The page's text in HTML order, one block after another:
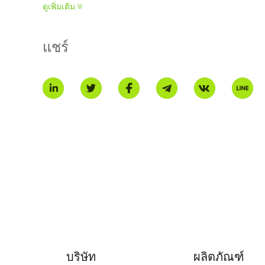
เช่น ราคาหุ้น คณะกรรมการของโหนดอิสระจะดึงข้อมูลและร
Automation สำหรับการกระตุ้นฟังก์ชันของสัญญาอัจฉริยะ แล
Euroclear, Mastercard, UBS, ANZ, Fidelity International
Environment สำหรับการทำงานของสินทรัพย์ที่ถูกโทเคน,
ดูเพิ่มเติม
แชร์
บริษัท ผลิตภัณฑ์